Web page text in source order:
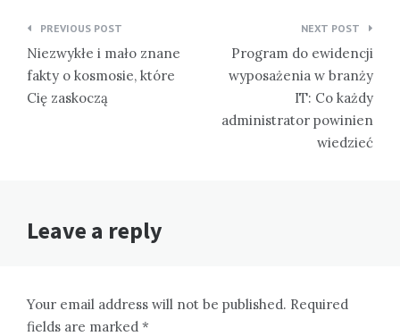
Nawigacja
wpisu
PREVIOUS POST
Niezwykłe i mało znane
fakty o kosmosie, które
Cię zaskoczą
NEXT POST
Program do ewidencji
wyposażenia w branży
IT: Co każdy
administrator powinien
wiedzieć
Leave a reply
Your email address will not be published. Required
fields are marked *